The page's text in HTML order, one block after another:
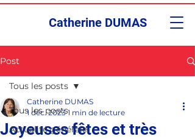
Catherine DUMAS
Post
Tous les posts
Actualité générale
Tous les posts
Joyeuses fêtes et très
Catherine DUMAS
1 déc. 2023 1 min de lecture